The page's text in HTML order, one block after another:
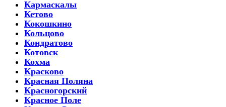
Кармаскалы
Кетово
Кокошкино
Кольцово
Кондратово
Котовск
Кохма
Красково
Красная Поляна
Красногорский
Красное Поле